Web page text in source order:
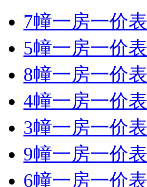
7幢一房一价表
5幢一房一价表
8幢一房一价表
4幢一房一价表
3幢一房一价表
9幢一房一价表
6幢一房一价表